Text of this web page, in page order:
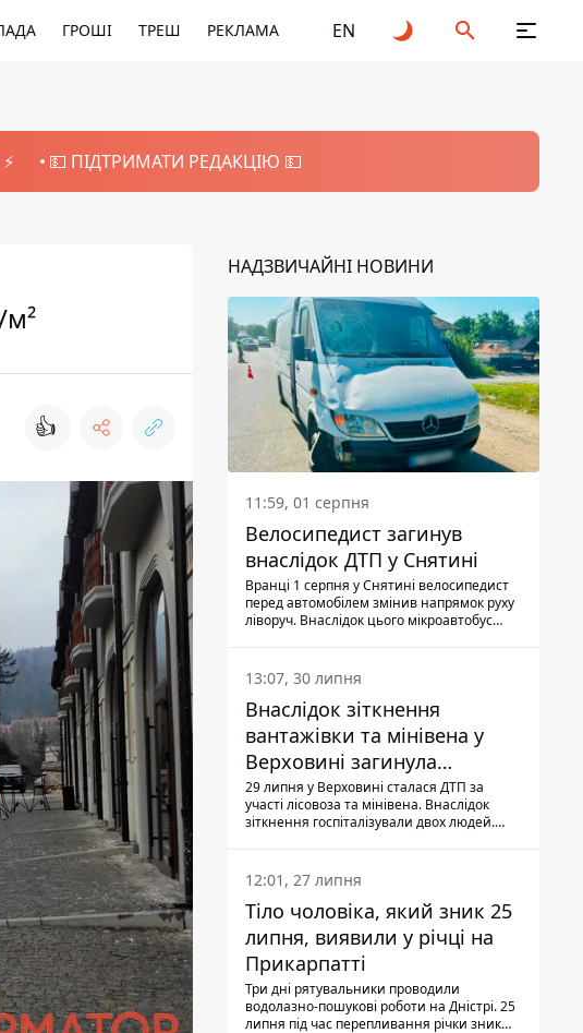
ГРОШІ ТРЕШ РЕКЛАМА EN
💵 ПІДТРИМАТИ РЕДАКЦІЮ 💵
👍
НАДЗВИЧАЙНІ НОВИНИ
11:59, 01 серпня
Велосипедист загинув
внаслідок ДТП у Снятині
Вранці 1 серпня у Снятині велосипедист
перед автомобілем змінив напрямок руху
ліворуч. Внаслідок цього мікроавтобус
13:07, 30 липня
Внаслідок зіткнення
вантажівки та мінівена у
Верховині загинула
пасажирка, водійка - у
лікарні
29 липня у Верховині сталася ДТП за
участі лісовоза та мінівена. Внаслідок
зіткнення госпіталізували двох людей.
Також травми отримала водійка
автомобіля.
12:01, 27 липня
Тіло чоловіка, який зник 25
липня, виявили у річці на
Прикарпатті
Три дні рятувальники проводили
водолазно-пошукові роботи на Дністрі. 25
липня під час перепливання річки зник